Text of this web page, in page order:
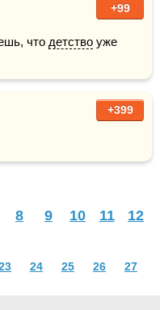
+99
что детство уже
+399
8 9 10 11
12
24 25 26
27